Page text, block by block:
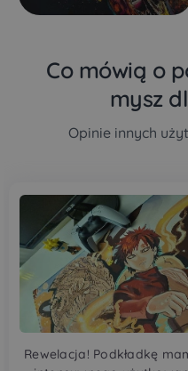
Co mówią o
mysz
Opinie innych
Rewelacja! Podkładkę